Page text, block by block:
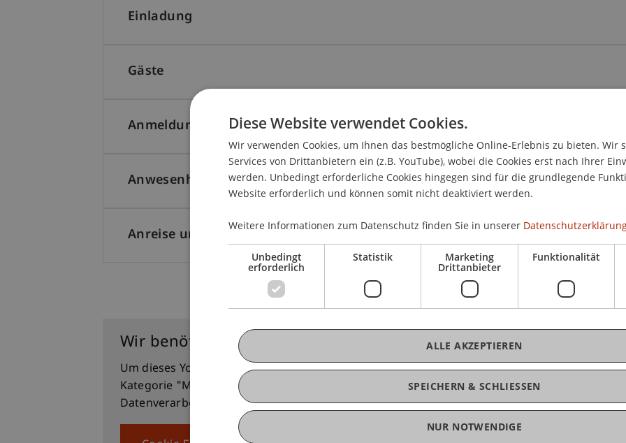
Einladung
Gäste
Anmeldung
Anwesenheit
Anreise und Parken
Diplomfeier 2023
Wir benötigen Ihre Einwilligung
Um dieses YouTube Video ansehen zu können, muss der Datenverarbeitung in der
Kategorie "Marketing Drittanbieter" zugestimmt werden. Weitere Details zur
Datenverarbeitung könnenhierabgerufen werden
Diese Website verwendet Cookies.
Wir verwenden Cookies, um Ihnen das bestmögliche Online-Erlebnis zu bieten. Wir
Services von Drittanbietern ein (z.B. YouTube), wobei die Cookies erst nach Ihrer
werden. Unbedingt erforderliche Cookies hingegen sind für die grundlegende
Website erforderlich und können somit nicht deaktiviert werden.
Weitere Informationen zum Datenschutz finden Sie in unserer
Unbedingt
erforderlich
Statistik Marketing
Drittanbieter
Funktionalität
SPEICHERN & SCHLIESSEN
ALLE AKZEPTIEREN
NUR NOTWENDIGE